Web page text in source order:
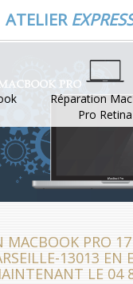
ATELIER
Réparation
Pro Retina
MACBOOK PRO
13013 EN
LE 04